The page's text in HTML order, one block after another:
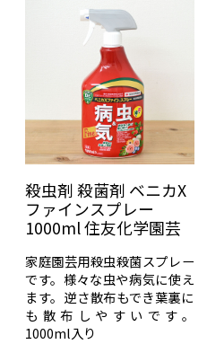
殺虫剤 殺菌剤 ベニカX
ファインスプレー
1000ml 住友化学園芸
家庭園芸用殺虫殺菌スプレー
です。様々な虫や病気に使え
ます。逆さ散布もでき葉裏に
も散布しやすいです。
1000ml入り